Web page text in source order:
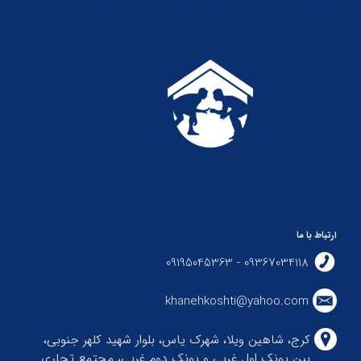
ارتباط با ما
09367034118 - 09195045363
khanehkoshti@yahoo.com
کرج، شاهین ویلا، شهرک یاس، بلوار شهید کلهر جنوبی،